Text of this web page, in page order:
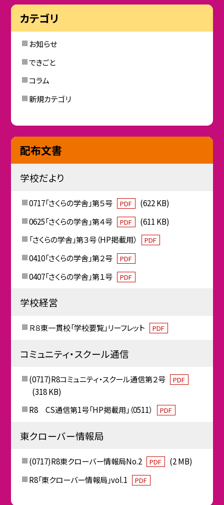
カテゴリ
お知らせ
できごと
コラム
新規カテゴリ
配布文書
学校だより
0717「さくらの学舎」第５号 PDF
(622 KB)
0625「さくらの学舎」第４号
PDF
(611 KB)
「さくらの学舎」第３号（HP掲載用）
PDF
0410「さくらの学舎」第２号 PDF
0407「さくらの学舎」第１号 PDF
学校経営
Ｒ８東一貫校「学校要覧」リーフレット PDF
コミュニティ・スクール通信
(0717)R8コミュニティ・スクール通信第２号 PDF
(318 KB)
R8 CS通信第1号「HP掲載用」（0511）
PDF
東クローバー情報局
(0717)R8東クローバー情報局No.2 PDF
(2 MB)
R8「東クローバー情報局」vol.1
PDF